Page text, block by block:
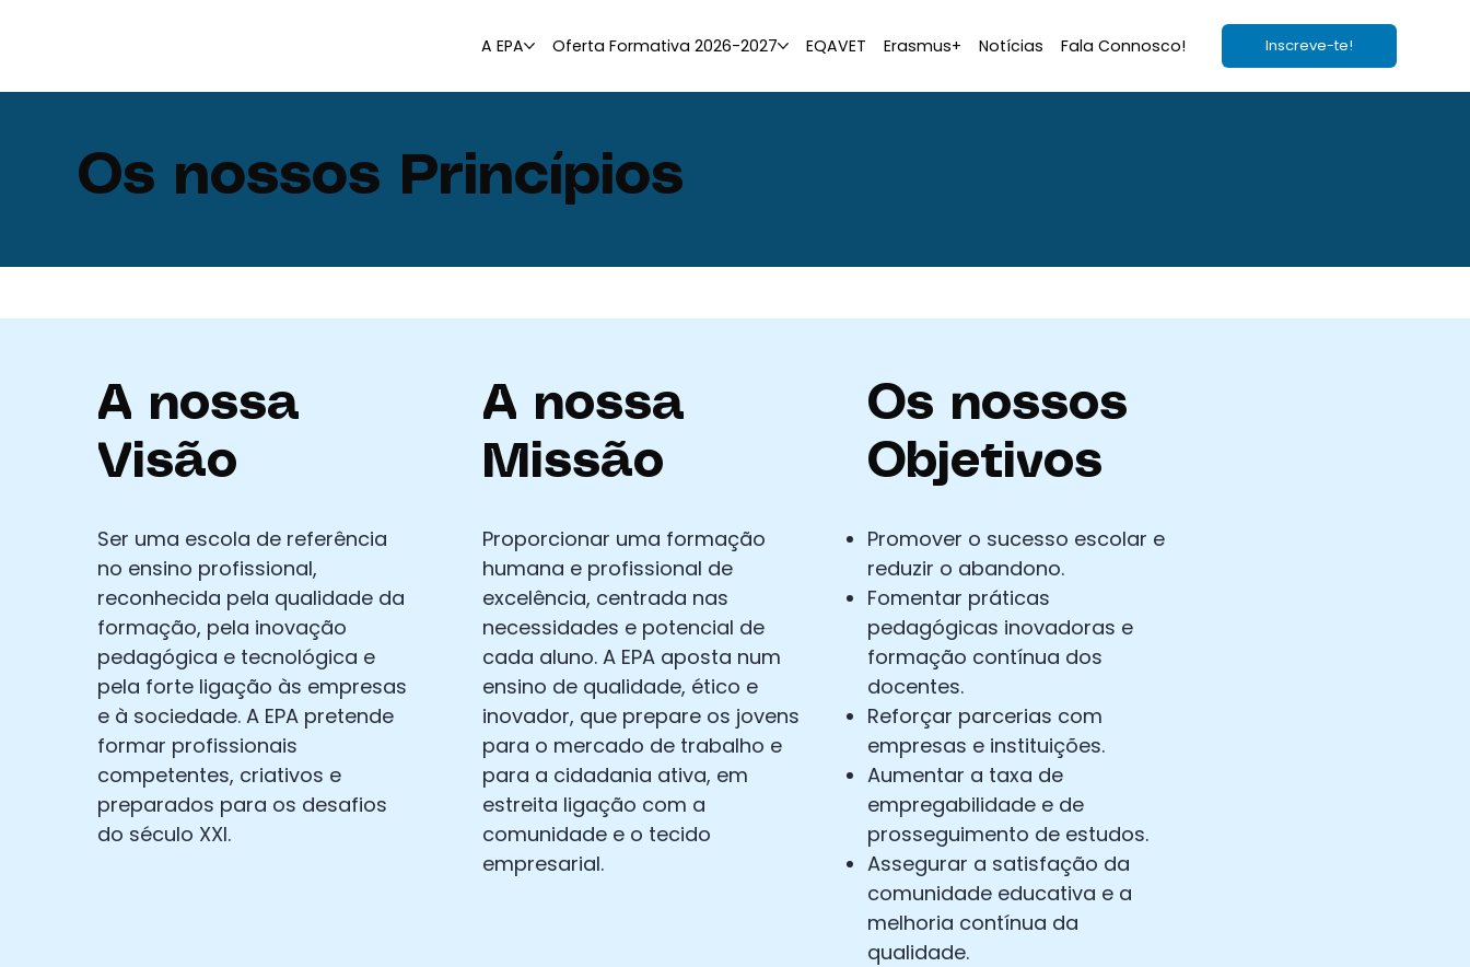
Inscreve-te!
A EPA Oferta Formativa 2026-2027 EQAVET Erasmus+ Notícias Fala Connosco!
Os nossos Princípios
Ser uma escola de referência
no ensino profissional,
reconhecida pela qualidade da
formação, pela inovação
pedagógica e tecnológica e
pela forte ligação às empresas
e à sociedade. A EPA pretende
formar profissionais
competentes, criativos e
preparados para os desafios
do século XXI.
A nossa
Visão
Proporcionar uma formação
humana e profissional de
excelência, centrada nas
necessidades e potencial de
cada aluno. A EPA aposta num
ensino de qualidade, ético e
inovador, que prepare os jovens
para o mercado de trabalho e
para a cidadania ativa, em
estreita ligação com a
comunidade e o tecido
empresarial.
A nossa
Missão
Promover o sucesso escolar e
reduzir o abandono.
Fomentar práticas
pedagógicas inovadoras e
formação contínua dos
docentes.
Reforçar parcerias com
empresas e instituições.
Aumentar a taxa de
empregabilidade e de
prosseguimento de estudos.
Assegurar a satisfação da
comunidade educativa e a
melhoria contínua da
qualidade.
Os nossos
Objetivos